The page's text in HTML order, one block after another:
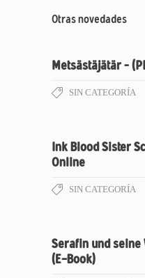
Otras novedades
Metsästäjätär –
SIN CATEGORÍA
Ink Blood Sister
Online
SIN CATEGORÍA
Serafin und seine
(E-Book)